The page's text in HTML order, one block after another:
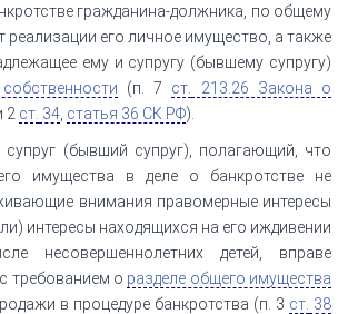
гражданина-должника, по общему
реализации его личное имущество, а также
ему и супругу (бывшему супругу)
(п. 7 ст.
213.26 Закона о
2 ст. 34 статья 36 СК РФ).
супруг (бывший супруг), полагающий, что
имущества в деле о банкротстве не
внимания правомерные интересы
интересы находящихся на его иждивении
несовершеннолетних детей, вправе
требованием о разделе общего имущества
в процедуре банкротства (п. 3 ст. 38